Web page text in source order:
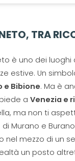
TRA
è uno dei luoghi
estive. Un
e Bibione. Ma è
a Venezia e
ma non ti
di Murano e
nel mezzo di un
un posto